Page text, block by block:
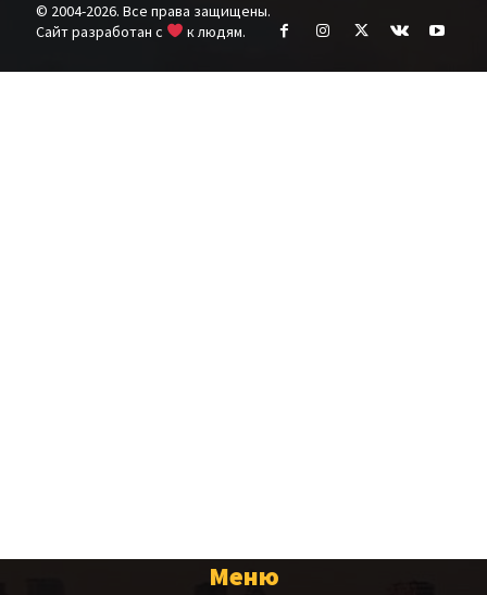
© 2004-2026. Все права защищены.
Cайт разработан с
к людям.
Меню